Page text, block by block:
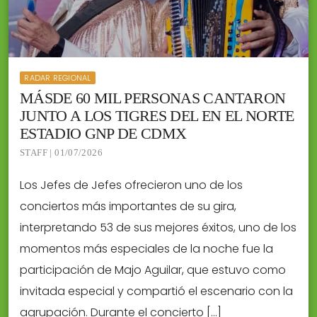
RADAR REGIONAL
MÁSDE 60 MIL PERSONAS CANTARON
JUNTO A LOS TIGRES DEL EN EL NORTE
ESTADIO GNP DE CDMX
STAFF | 01/07/2026
Los Jefes de Jefes ofrecieron uno de los
conciertos más importantes de su gira,
interpretando 53 de sus mejores éxitos, uno de los
momentos más especiales de la noche fue la
participación de Majo Aguilar, que estuvo como
invitada especial y compartió el escenario con la
agrupación. Durante el concierto […]